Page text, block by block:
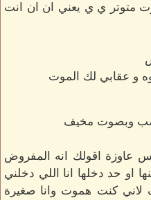
متوتر ي ي يعني ان ان انت
و عقابي لك الموت
وبصوت مخيف
اقولك انه المفروض
حد دخلها انا اللي دخلني
لاني كنت هموت وانا صغيرة